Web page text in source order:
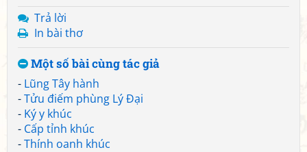
Trả lời
In bài thơ
Một số bài cùng tác giả
- Lũng Tây hành
-Tửu điếm phùng Lý Đại
- Ký y khúc
- Cấp tỉnh khúc
-Thính oanh khúc